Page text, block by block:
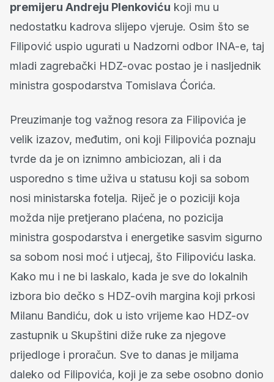
premijeru Andreju Plenkoviću koji mu u
nedostatku kadrova slijepo vjeruje. Osim što se
Filipović uspio ugurati u Nadzorni odbor INA-e, taj
mladi zagrebački HDZ-ovac postao je i nasljednik
ministra gospodarstva Tomislava Ćorića.
Preuzimanje tog važnog resora za Filipovića je
velik izazov, međutim, oni koji Filipovića poznaju
tvrde da je on iznimno ambiciozan, ali i da
usporedno s time uživa u statusu koji sa sobom
nosi ministarska fotelja. Riječ je o poziciji koja
možda nije pretjerano plaćena, no pozicija
ministra gospodarstva i energetike sasvim sigurno
sa sobom nosi moć i utjecaj, što Filipoviću laska.
Kako mu i ne bi laskalo, kada je sve do lokalnih
izbora bio dečko s HDZ-ovih margina koji prkosi
Milanu Bandiću, dok u isto vrijeme kao HDZ-ov
zastupnik u Skupštini diže ruke za njegove
prijedloge i proračun. Sve to danas je miljama
daleko od Filipovića, koji je za sebe osobno donio